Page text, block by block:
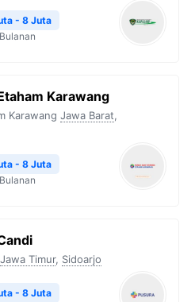
- 8 Juta
Bulanan
Karawang
Karawang Jawa Barat,
- 8 Juta
Bulanan
Jawa Timur, Sidoarjo
- 8 Juta